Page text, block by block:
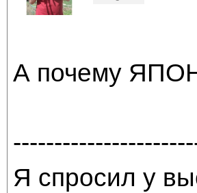
А почему
Я спросил у